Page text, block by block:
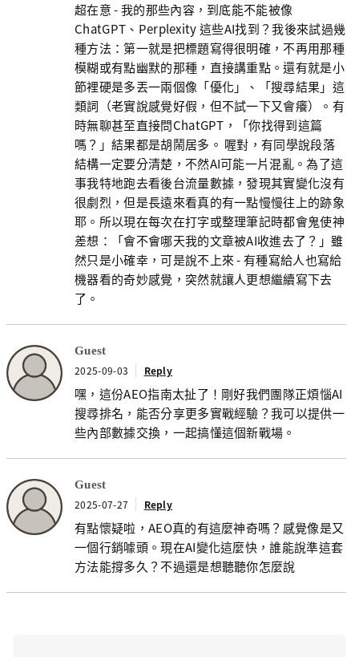
超在意 - 我的那些內容，到底能不能被像
ChatGPT、Perplexity 這些AI找到？我後來試過幾
種方法：第一就是把標題寫得很明確，不再用那種
模糊或有點幽默的那種，直接講重點。還有就是小
節裡硬是多丟一兩個像「優化」、「搜尋結果」這
類詞（老實說感覺好假，但不試一下又會癢）。有
時無聊甚至直接問ChatGPT，「你找得到這篇
嗎？」結果都是胡鬧居多。 喔對，有同學說段落
結構一定要分清楚，不然AI可能一片混亂。為了這
事我特地跑去看後台流量數據，發現其實變化沒有
很劇烈，但是長遠來看真的有一點慢慢往上的跡象
耶。所以現在每次在打字或整理筆記時都會鬼使神
差想：「會不會哪天我的文章被AI收進去了？」雖
然只是小確幸，可是說不上來 - 有種寫給人也寫給
機器看的奇妙感覺，突然就讓人更想繼續寫下去
了。
Guest
2025-09-03 Reply
嘿，這份AEO指南太扯了！剛好我們團隊正煩惱AI
搜尋排名，能否分享更多實戰經驗？我可以提供一
些內部數據交換，一起搞懂這個新戰場。
Guest
2025-07-27 Reply
有點懷疑啦，AEO真的有這麼神奇嗎？感覺像是又
一個行銷噱頭。現在AI變化這麼快，誰能說準這套
方法能撐多久？不過還是想聽聽你怎麼說